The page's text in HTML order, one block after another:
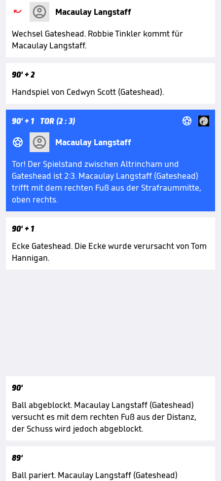

Macaulay Langstaff
Wechsel Gateshead. Robbie Tinkler kommt für
Macaulay Langstaff.
90'+ 2
Handspiel von Cedwyn Scott (Gateshead).
90'+ 1 TOR (2 : 3) 

Macaulay Langstaff
Tor! Der Spielstand zwischen Altrincham und
Gateshead ist 2:3. Macaulay Langstaff (Gateshead)
trifft mit dem rechten Fuß aus der Strafraummitte,
oben rechts.
90'+ 1
Ecke Gateshead. Die Ecke wurde verursacht von Tom
Hannigan.
90'
Ball abgeblockt. Macaulay Langstaff (Gateshead)
versucht es mit dem rechten Fuß aus der Distanz,
der Schuss wird jedoch abgeblockt.
89'
Ball pariert. Macaulay Langstaff (Gateshead)